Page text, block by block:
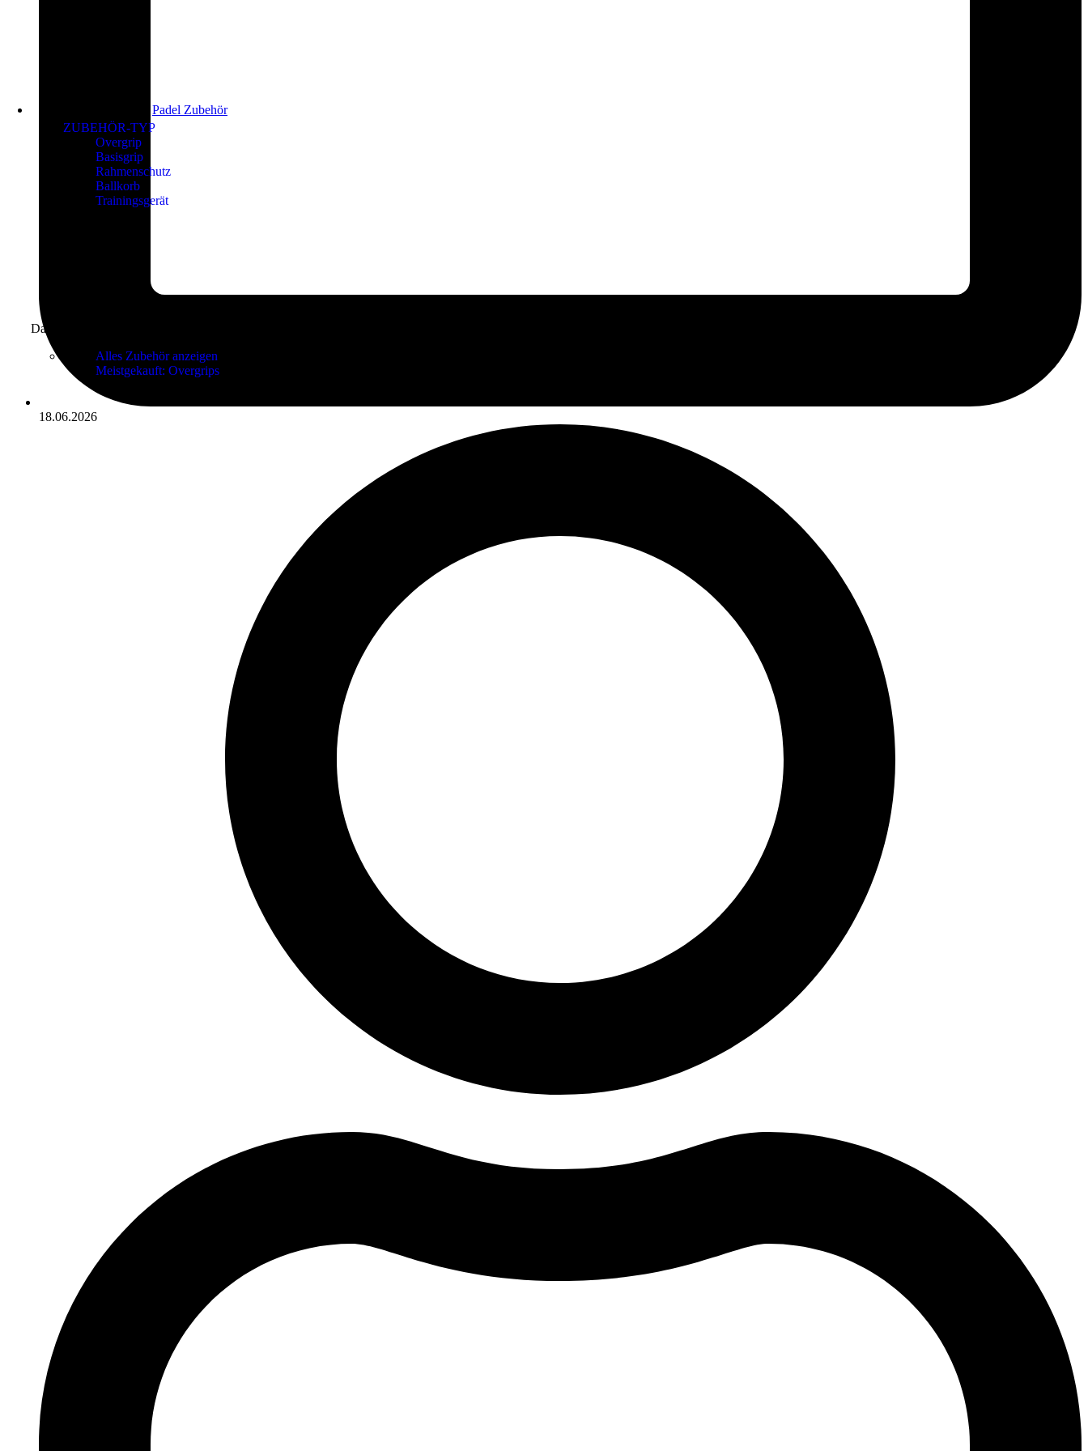
Padel Zubehör
ZUBEHÖR-TYP
Overgrip
Basisgrip
Rahmenschutz
Ballkorb
Trainingsgerät
Das richtige Zubehör finden
Alles Zubehör anzeigen
Meistgekauft: Overgrips
18.06.2026